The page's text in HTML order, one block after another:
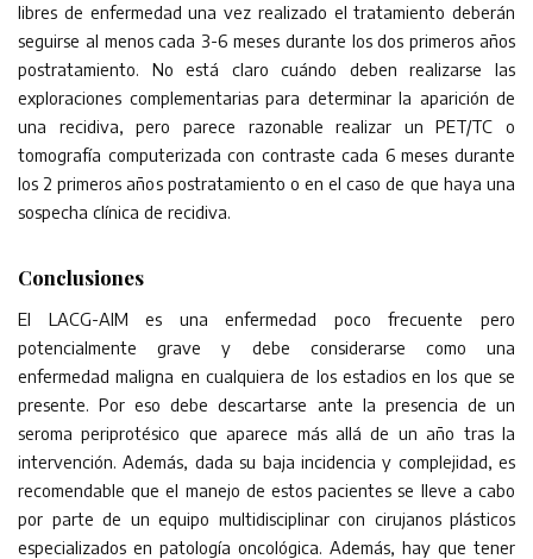
libres de enfermedad una vez realizado el tratamiento deberán
seguirse al menos cada 3-6 meses durante los dos primeros años
postratamiento. No está claro cuándo deben realizarse las
exploraciones complementarias para determinar la aparición de
una recidiva, pero parece razonable realizar un PET/TC o
tomografía computerizada con contraste cada 6 meses durante
los 2 primeros años postratamiento o en el caso de que haya una
sospecha clínica de recidiva.
Conclusiones
El LACG-AIM es una enfermedad poco frecuente pero
potencialmente grave y debe considerarse como una
enfermedad maligna en cualquiera de los estadios en los que se
presente. Por eso debe descartarse ante la presencia de un
seroma periprotésico que aparece más allá de un año tras la
intervención. Además, dada su baja incidencia y complejidad, es
recomendable que el manejo de estos pacientes se lleve a cabo
por parte de un equipo multidisciplinar con cirujanos plásticos
especializados en patología oncológica. Además, hay que tener